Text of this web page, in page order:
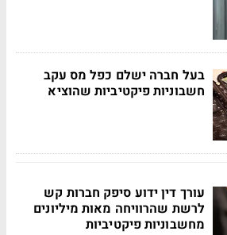
בעל חברה ישלם כפל מס עקב
חשבוניות פיקטיביות שהוציא
עורך דין ידוע סיפק חברות קש
לרשת שהרוויחה מאות מיליונים
מחשבוניות פיקטיביות